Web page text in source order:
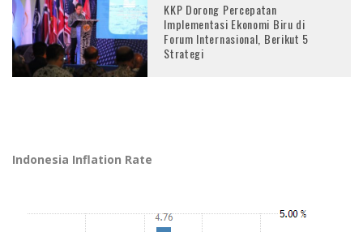
KKP Dorong Percepatan
Implementasi Ekonomi Biru di
Forum Internasional, Berikut 5
Strategi
Indonesia Inflation Rate